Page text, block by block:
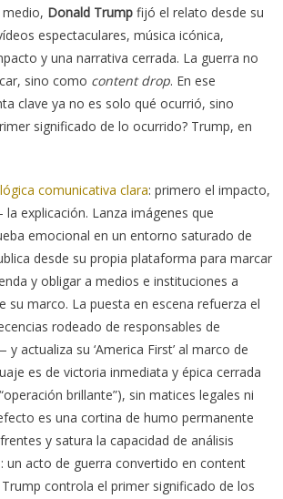
Donald Trumpfijó el relato desde su
espectaculares, música icónica,
y una narrativa cerrada. La guerra no
sino como content drop. En ese
clave ya no es solo qué ocurrió, sino
significado de lo ocurrido? Trump, en
comunicativa clara: primero el impacto,
explicación. Lanza imágenes que
emocional en un entorno saturado de
desde su propia plataforma para marcar
y obligar a medios e instituciones a
su marco. La puesta en escena refuerza el
rodeado de responsables de
actualiza su ‘America First’ al marco de
es de victoria inmediata y épica cerrada
brillante”), sin matices legales ni
es una cortina de humo permanente
y satura la capacidad de análisis
un acto de guerra convertido en content
controla el primer significado de los